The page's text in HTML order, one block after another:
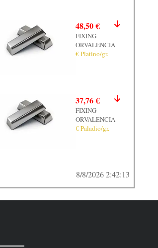
48,50 €
FIXING
ORVALENCIA
€ Platino/gr.
37,76 €
FIXING
ORVALENCIA
€ Paladio/gr.
8/8/2026 2:42:13